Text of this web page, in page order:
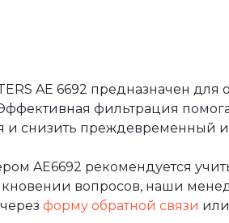
AE 6692 предназначен
фильтрация
и снизить преждевременный
AE6692 рекомендуется
вопросов, наши
форму обратной связи